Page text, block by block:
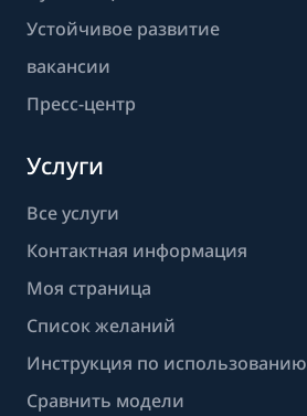
Устойчивое развитие
вакансии
Пресс-центр
Услуги
Все услуги
Контактная информация
Моя страница
Список желаний
Инструкция по использованию
Сравнить модели